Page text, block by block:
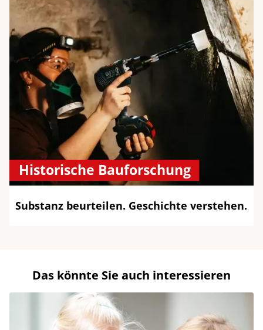
Historische Bauforschung
Substanz beurteilen. Geschichte verstehen.
Das könnte Sie auch interessieren